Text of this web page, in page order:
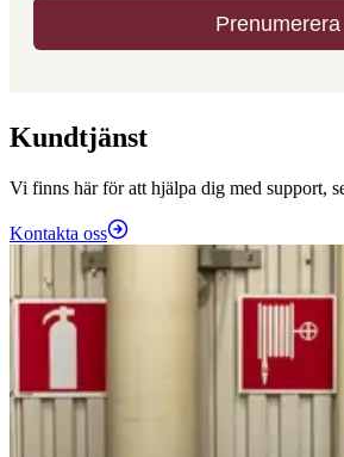
Kundtjänst
Vi finns här för att hjälpa dig med support,
Kontakta oss